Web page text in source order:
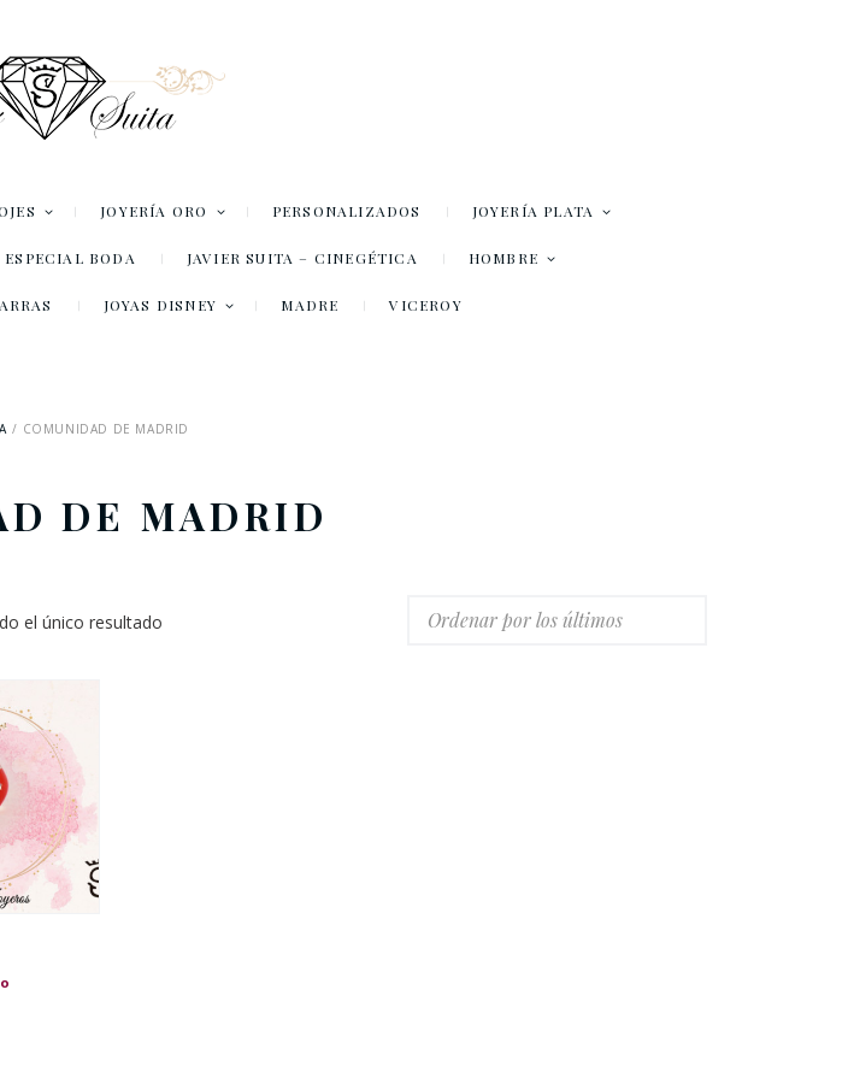
JOYERÍA ORO PERSONALIZADOS JOYERÍA PLATA
ESPECIAL BODA JAVIER SUITA – CINEGÉTICA HOMBRE
ARRAS JOYAS DISNEY MADRE VICEROY
COMUNIDAD DE MADRID
DE MADRID
el único resultado